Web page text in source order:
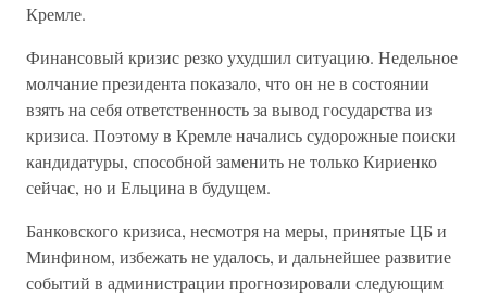
Кремле.
Финансовый кризис резко ухудшил ситуацию. Недельное
молчание президента показало, что он не в состоянии
взять на себя ответственность за вывод государства из
кризиса. Поэтому в Кремле начались судорожные поиски
кандидатуры, способной заменить не только Кириенко
сейчас, но и Ельцина в будущем.
Банковского кризиса, несмотря на меры, принятые ЦБ и
Минфином, избежать не удалось, и дальнейшее развитие
событий в администрации прогнозировали следующим